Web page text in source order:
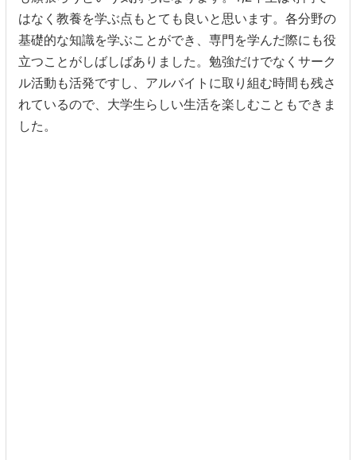
はなく教養を学ぶ点もとても良いと思います。各分野の
基礎的な知識を学ぶことができ、専門を学んだ際にも役
立つことがしばしばありました。勉強だけでなくサーク
ル活動も活発ですし、アルバイトに取り組む時間も残さ
れているので、大学生らしい生活を楽しむこともできま
した。